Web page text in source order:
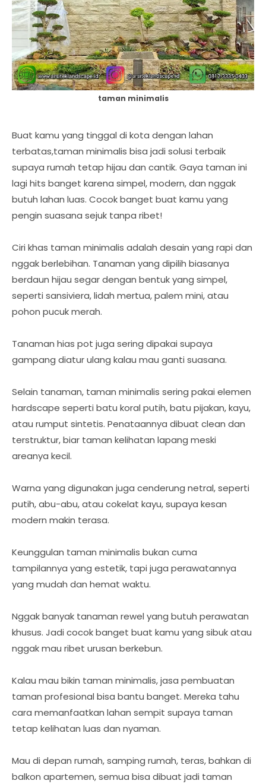
taman minimalis
Buat kamu yang tinggal di kota dengan lahan
terbatas,taman minimalis bisa jadi solusi terbaik
supaya rumah tetap hijau dan cantik. Gaya taman ini
lagi hits banget karena simpel, modern, dan nggak
butuh lahan luas. Cocok banget buat kamu yang
pengin suasana sejuk tanpa ribet!
Ciri khas taman minimalis adalah desain yang rapi dan
nggak berlebihan. Tanaman yang dipilih biasanya
berdaun hijau segar dengan bentuk yang simpel,
seperti sansiviera, lidah mertua, palem mini, atau
pohon pucuk merah.
Tanaman hias pot juga sering dipakai supaya
gampang diatur ulang kalau mau ganti suasana.
Selain tanaman, taman minimalis sering pakai elemen
hardscape seperti batu koral putih, batu pijakan, kayu,
atau rumput sintetis. Penataannya dibuat clean dan
terstruktur, biar taman kelihatan lapang meski
areanya kecil.
Warna yang digunakan juga cenderung netral, seperti
putih, abu-abu, atau cokelat kayu, supaya kesan
modern makin terasa.
Keunggulan taman minimalis bukan cuma
tampilannya yang estetik, tapi juga perawatannya
yang mudah dan hemat waktu.
Nggak banyak tanaman rewel yang butuh perawatan
khusus. Jadi cocok banget buat kamu yang sibuk atau
nggak mau ribet urusan berkebun.
Kalau mau bikin taman minimalis, jasa pembuatan
taman profesional bisa bantu banget. Mereka tahu
cara memanfaatkan lahan sempit supaya taman
tetap kelihatan luas dan nyaman.
Mau di depan rumah, samping rumah, teras, bahkan di
balkon apartemen, semua bisa dibuat jadi taman